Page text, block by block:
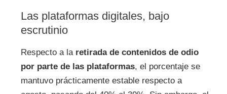
Las plataformas digitales, bajo
escrutinio
Respecto a la retirada de contenidos de odio
por parte de las plataformas, el porcentaje se
mantuvo prácticamente estable respecto a